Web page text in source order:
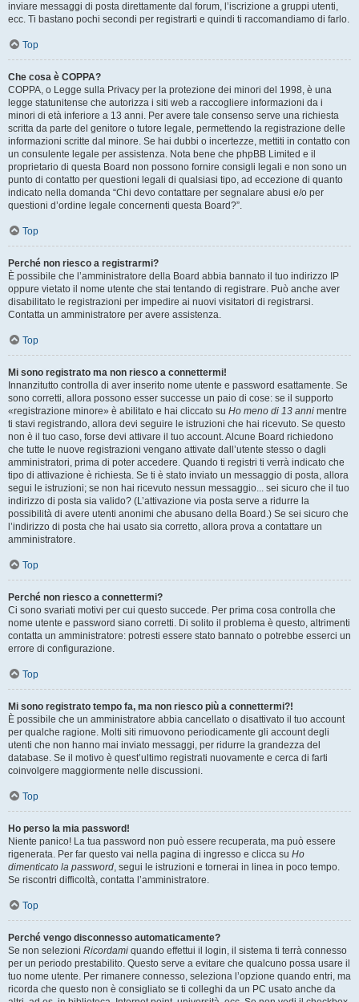
inviare messaggi di posta direttamente dal forum, l’iscrizione a gruppi utenti,
ecc. Ti bastano pochi secondi per registrarti e quindi ti raccomandiamo di farlo.
Top
Che cosa è COPPA?
COPPA, o Legge sulla Privacy per la protezione dei minori del 1998, è una
legge statunitense che autorizza i siti web a raccogliere informazioni da i
minori di età inferiore a 13 anni. Per avere tale consenso serve una richiesta
scritta da parte del genitore o tutore legale, permettendo la registrazione delle
informazioni scritte dal minore. Se hai dubbi o incertezze, mettiti in contatto con
un consulente legale per assistenza. Nota bene che phpBB Limited e il
proprietario di questa Board non possono fornire consigli legali e non sono un
punto di contatto per questioni legali di qualsiasi tipo, ad eccezione di quanto
indicato nella domanda “Chi devo contattare per segnalare abusi e/o per
questioni d’ordine legale concernenti questa Board?”.
Top
Perché non riesco a registrarmi?
È possibile che l’amministratore della Board abbia bannato il tuo indirizzo IP
oppure vietato il nome utente che stai tentando di registrare. Può anche aver
disabilitato le registrazioni per impedire ai nuovi visitatori di registrarsi.
Contatta un amministratore per avere assistenza.
Top
Mi sono registrato ma non riesco a connettermi!
Innanzitutto controlla di aver inserito nome utente e password esattamente. Se
sono corretti, allora possono esser successe un paio di cose: se il supporto
«registrazione minore» è abilitato e hai cliccato su Ho meno di 13 anni mentre
ti stavi registrando, allora devi seguire le istruzioni che hai ricevuto. Se questo
non è il tuo caso, forse devi attivare il tuo account. Alcune Board richiedono
che tutte le nuove registrazioni vengano attivate dall’utente stesso o dagli
amministratori, prima di poter accedere. Quando ti registri ti verrà indicato che
tipo di attivazione è richiesta. Se ti è stato inviato un messaggio di posta, allora
segui le istruzioni; se non hai ricevuto nessun messaggio... sei sicuro che il tuo
indirizzo di posta sia valido? (L’attivazione via posta serve a ridurre la
possibilità di avere utenti anonimi che abusano della Board.) Se sei sicuro che
l’indirizzo di posta che hai usato sia corretto, allora prova a contattare un
amministratore.
Top
Perché non riesco a connettermi?
Ci sono svariati motivi per cui questo succede. Per prima cosa controlla che
nome utente e password siano corretti. Di solito il problema è questo, altrimenti
contatta un amministratore: potresti essere stato bannato o potrebbe esserci un
errore di configurazione.
Top
Mi sono registrato tempo fa, ma non riesco più a connettermi?!
È possibile che un amministratore abbia cancellato o disattivato il tuo account
per qualche ragione. Molti siti rimuovono periodicamente gli account degli
utenti che non hanno mai inviato messaggi, per ridurre la grandezza del
database. Se il motivo è quest’ultimo registrati nuovamente e cerca di farti
coinvolgere maggiormente nelle discussioni.
Top
Ho perso la mia password!
Niente panico! La tua password non può essere recuperata, ma può essere
rigenerata. Per far questo vai nella pagina di ingresso e clicca su Ho
dimenticato la password, segui le istruzioni e tornerai in linea in poco tempo.
Se riscontri difficoltà, contatta l’amministratore.
Top
Perché vengo disconnesso automaticamente?
Se non selezioni Ricordami quando effettui il login, il sistema ti terrà connesso
per un periodo prestabilito. Questo serve a evitare che qualcuno possa usare il
tuo nome utente. Per rimanere connesso, seleziona l’opzione quando entri, ma
ricorda che questo non è consigliato se ti colleghi da un PC usato anche da